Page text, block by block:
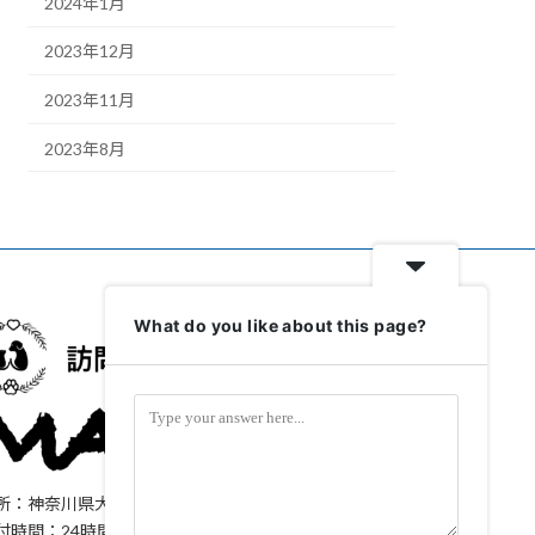
2023年12月
2023年11月
2023年8月
：神奈川県大和市上和田1323-61
時間：24時間365日対応
What do you like about this page?